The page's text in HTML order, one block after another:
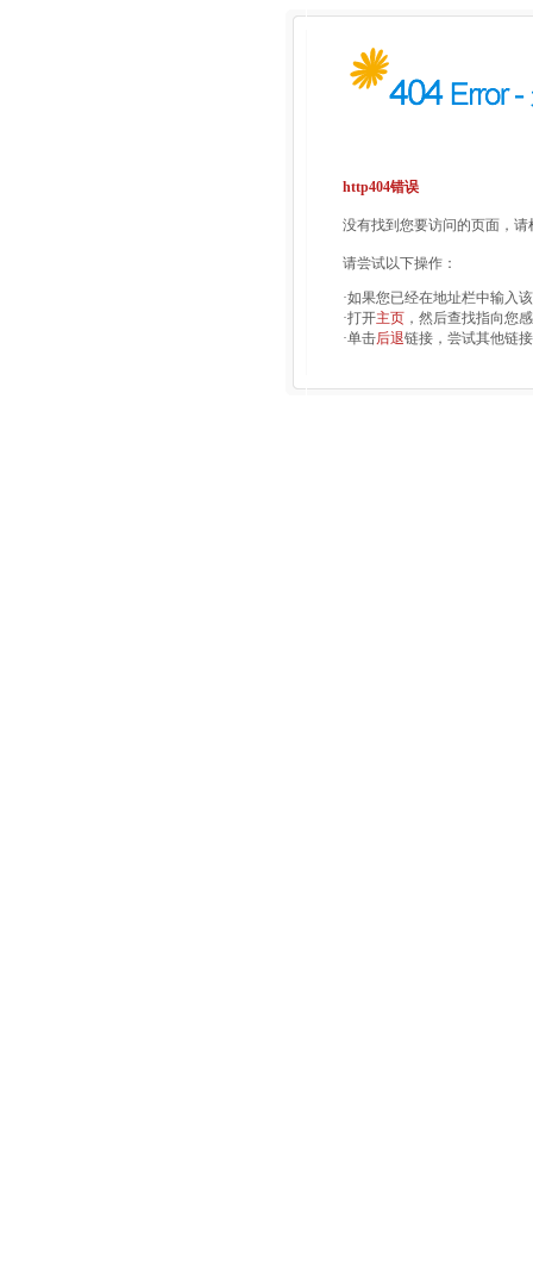
http404错误
没有找到您要访问的页面，
请尝试以下操作：
·如果您已经在地址栏中输入
·打开主页 ，然后查找指向您
·单击后退链接，尝试其他链